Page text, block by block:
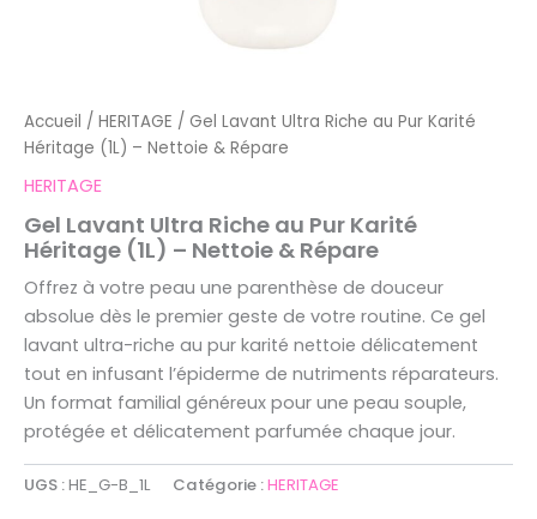
Accueil / HERITAGE / Gel Lavant Ultra Riche au Pur Karité
Héritage (1L) – Nettoie & Répare
HERITAGE
Gel Lavant Ultra Riche au Pur Karité
Héritage (1L) – Nettoie & Répare
Offrez à votre peau une parenthèse de douceur
absolue dès le premier geste de votre routine. Ce gel
lavant ultra-riche au pur karité nettoie délicatement
tout en infusant l’épiderme de nutriments réparateurs.
Un format familial généreux pour une peau souple,
protégée et délicatement parfumée chaque jour.
UGS :HE_G-B_1L Catégorie :HERITAGE